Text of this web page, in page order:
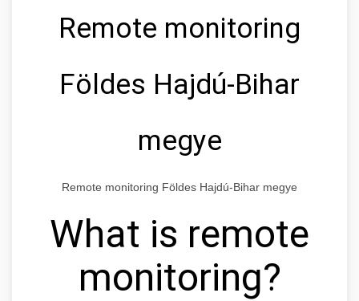
Remote monitoring
Földes Hajdú-Bihar
megye
Remote monitoring Földes Hajdú-Bihar megye
What is remote
monitoring?